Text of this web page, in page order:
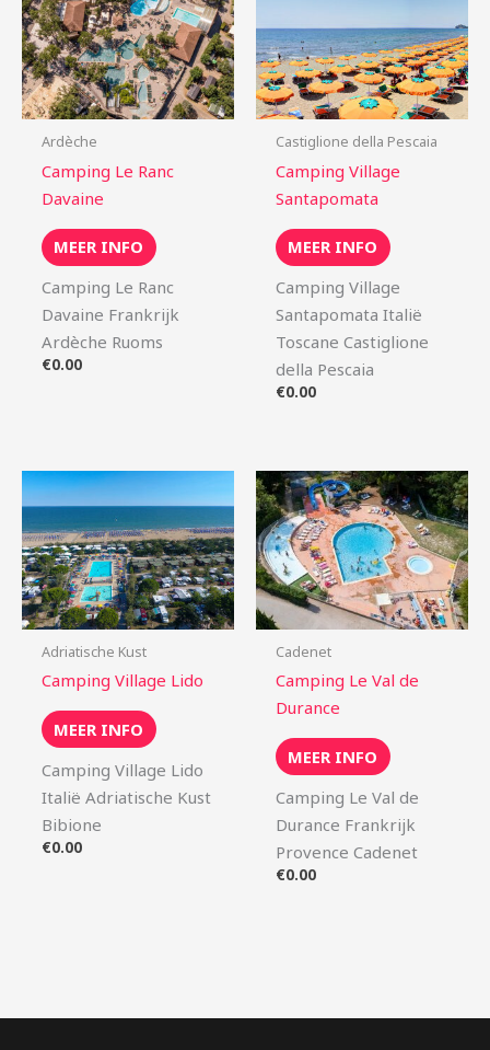
Ardèche
Camping Le Ranc
Davaine
MEER INFO
Camping Le Ranc
Davaine Frankrijk
Ardèche Ruoms
€0.00
Castiglione della Pescaia
Camping Village
Santapomata
MEER INFO
Camping Village
Santapomata Italië
Toscane Castiglione
della Pescaia
€0.00
Adriatische Kust
Camping Village Lido
MEER INFO
Camping Village Lido
Italië Adriatische Kust
Bibione
€0.00
Cadenet
Camping Le Val de
Durance
MEER INFO
Camping Le Val de
Durance Frankrijk
Provence Cadenet
€0.00